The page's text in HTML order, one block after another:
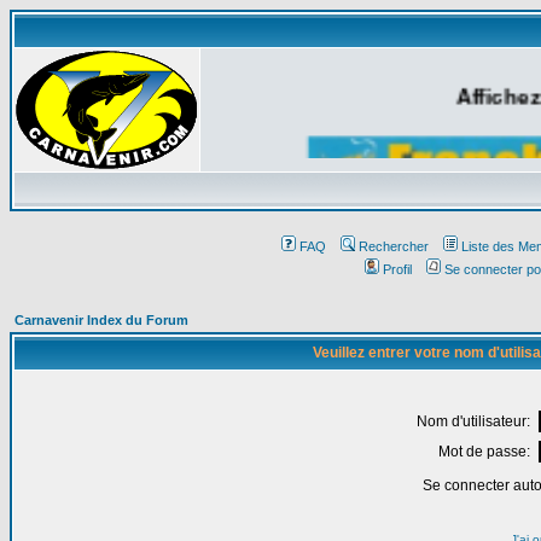
FAQ Rechercher
Liste des
Profil
Se connecter
Carnavenir Index du Forum
Veuillez entrer votre nom
Nom d'utilisateur:
Mot de passe:
Se connecter